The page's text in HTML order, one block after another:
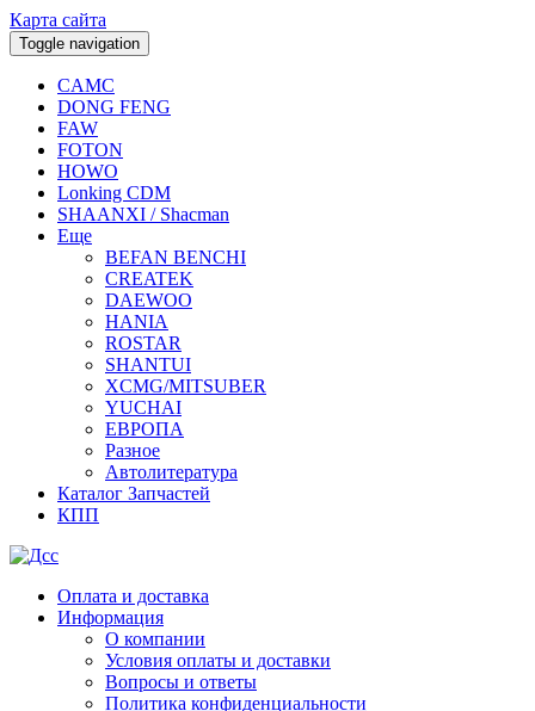
Карта сайта
Toggle navigation
CAMC
DONG FENG
FAW
FOTON
HOWO
Lonking CDM
SHAANXI / Shacman
Еще
BEFAN BENCHI
CREATEK
DAEWOO
HANIA
ROSTAR
SHANTUI
XCMG/MITSUBER
YUCHAI
ЕВРОПА
Разное
Aвтолитература
Каталог Запчастей
КПП
Оплата и доставка
Информация
О компании
Условия оплаты и доставки
Вопросы и ответы
Политика конфиденциальности